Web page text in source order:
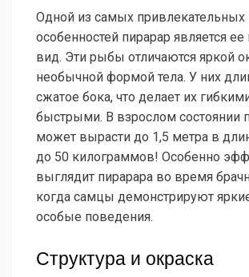
Одной из самых привлекательных
особенностей пирарар является
вид. Эти рыбы отличаются яркой
необычной формой тела. У них
сжатое бока, что делает их
быстрыми. В взрослом состоянии
может вырасти до 1,5 метра в
до 50 килограммов! Особенно
выглядит пирарара во время
когда самцы демонстрируют
особые поведения.
Структура и окраска